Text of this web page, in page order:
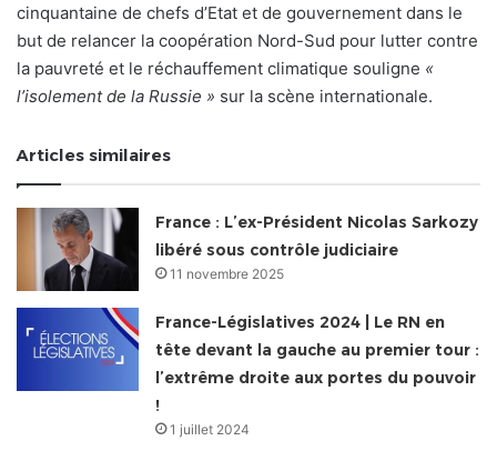
cinquantaine de chefs d’Etat et de gouvernement dans le
but de relancer la coopération Nord-Sud pour lutter contre
la pauvreté et le réchauffement climatique souligne «
l’isolement de la Russie » sur la scène internationale.
Articles similaires
France : L’ex-Président Nicolas Sarkozy
libéré sous contrôle judiciaire
11 novembre 2025
France-Législatives 2024 | Le RN en
tête devant la gauche au premier tour :
l’extrême droite aux portes du pouvoir
!
1 juillet 2024